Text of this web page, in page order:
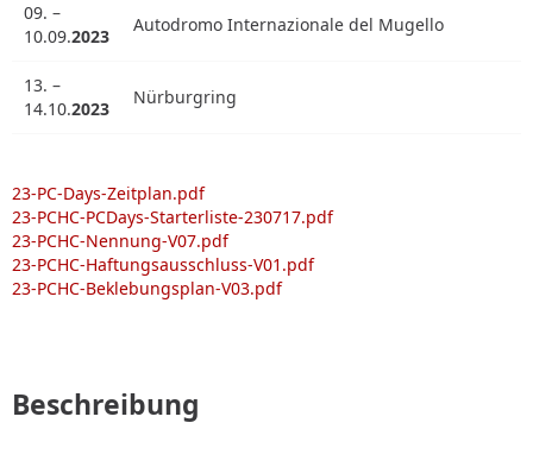
09. –
10.09.2023
Autodromo Internazionale del Mugello
13. –
14.10.2023
Nürburgring
23-PC-Days-Zeitplan.pdf
23-PCHC-PCDays-Starterliste-230717.pdf
23-PCHC-Nennung-V07.pdf
23-PCHC-Haftungsausschluss-V01.pdf
23-PCHC-Beklebungsplan-V03.pdf
Beschreibung